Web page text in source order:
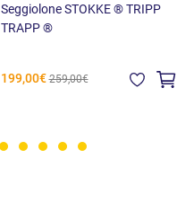
Seggiolone STOKKE ® TRIPP
TRAPP ®
199,00€ 259,00€